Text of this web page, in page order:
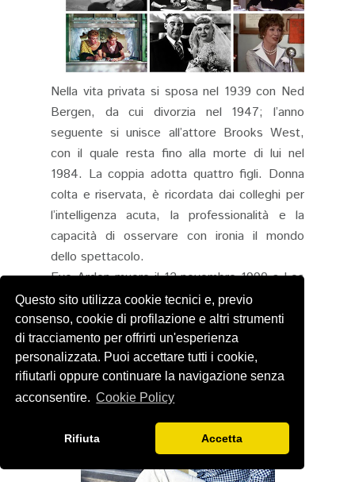
Questo sito utilizza cookie tecnici e, previo
consenso, cookie di profilazione e altri strumenti
di tracciamento per offrirti un'esperienza
personalizzata. Puoi accettare tutti i cookie,
rifiutarli oppure continuare la navigazione senza
acconsentire. Cookie Policy
Rifiuta Accetta
Nella vita privata si sposa nel 1939 con Ned
Bergen, da cui divorzia nel 1947; l’anno
seguente si unisce all’attore Brooks West,
con il quale resta fino alla morte di lui nel
1984. La coppia adotta quattro figli. Donna
colta e riservata, è ricordata dai colleghi per
l’intelligenza acuta, la professionalità e la
capacità di osservare con ironia il mondo
dello spettacolo.
Eve Arden muore il 12 novembre 1990 a Los
Angeles, all’età di 78 anni a causa di un
attacco di cuore.